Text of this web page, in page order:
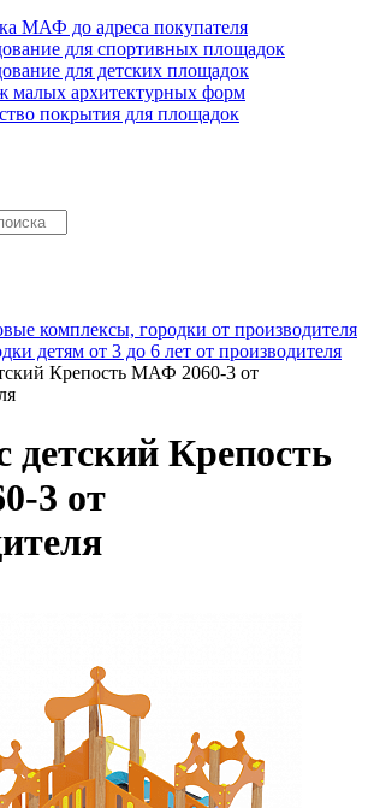
МАФ до адреса покупателя
для спортивных площадок
для детских площадок
малых архитектурных форм
покрытия для площадок
комплексы, городки от производителя
детям от 3 до 6 лет от производителя
Крепость МАФ 2060-3 от
детский Крепость
3 от